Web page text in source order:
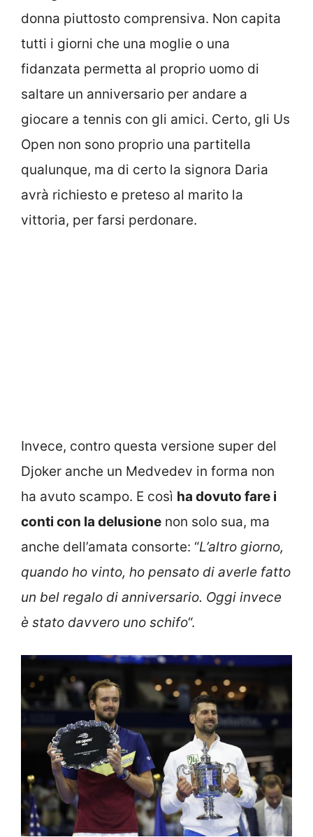
donna piuttosto comprensiva. Non capita
tutti i giorni che una moglie o una
fidanzata permetta al proprio uomo di
saltare un anniversario per andare a
giocare a tennis con gli amici. Certo, gli Us
Open non sono proprio una partitella
qualunque, ma di certo la signora Daria
avrà richiesto e preteso al marito la
vittoria, per farsi perdonare.
Invece, contro questa versione super del
Djoker anche un Medvedev in forma non
ha avuto scampo. E così ha dovuto fare i
conti con la delusione non solo sua, ma
anche dell’amata consorte: “L’altro giorno,
quando ho vinto, ho pensato di averle fatto
un bel regalo di anniversario. Oggi invece
è stato davvero uno schifo“.